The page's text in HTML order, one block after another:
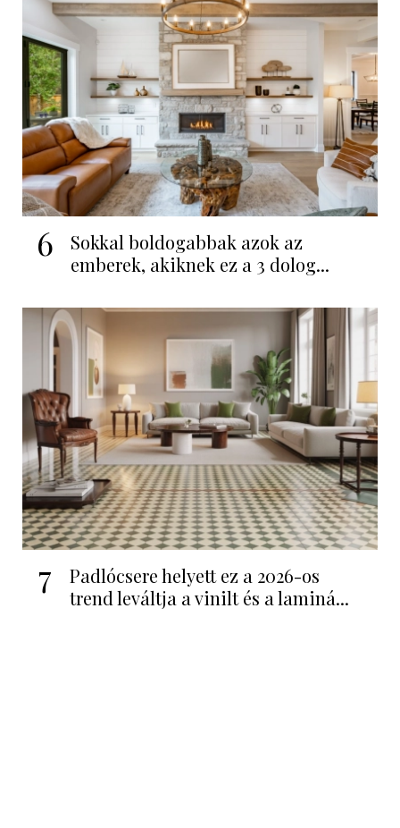
6
Sokkal boldogabbak azok az
emberek, akiknek ez a 3 dolog...
7
Padlócsere helyett ez a 2026-os
trend leváltja a vinilt és a laminá...